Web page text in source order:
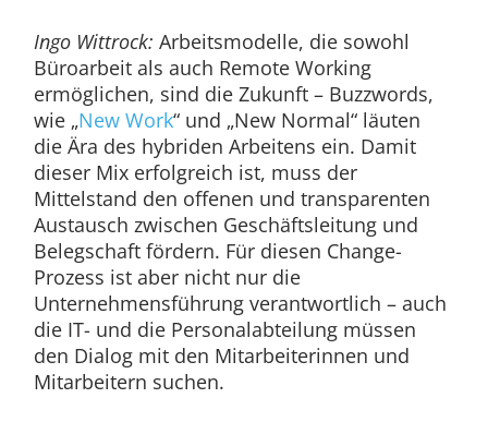
Ingo Wittrock: Arbeitsmodelle, die sowohl
Büroarbeit als auch Remote Working
ermöglichen, sind die Zukunft – Buzzwords,
wie „New Work“ und „New Normal“ läuten
die Ära des hybriden Arbeitens ein. Damit
dieser Mix erfolgreich ist, muss der
Mittelstand den offenen und transparenten
Austausch zwischen Geschäftsleitung und
Belegschaft fördern. Für diesen Change-
Prozess ist aber nicht nur die
Unternehmensführung verantwortlich – auch
die IT- und die Personalabteilung müssen
den Dialog mit den Mitarbeiterinnen und
Mitarbeitern suchen.